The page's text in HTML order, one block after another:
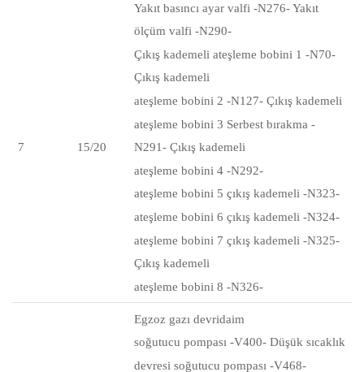
7 15/20
Yakıt basıncı ayar valfi -N276- Yakıt
ölçüm valfi -N290-
Çıkış kademeli ateşleme bobini 1 -N70-
Çıkış kademeli
ateşleme bobini 2 -N127- Çıkış kademeli
ateşleme bobini 3 Serbest bırakma -
N291- Çıkış kademeli
ateşleme bobini 4 -N292-
ateşleme bobini 5 çıkış kademeli -N323-
ateşleme bobini 6 çıkış kademeli -N324-
ateşleme bobini 7 çıkış kademeli -N325-
Çıkış kademeli
ateşleme bobini 8 -N326-
Egzoz gazı devridaim
soğutucu pompası -V400- Düşük sıcaklık
devresi soğutucu pompası -V468-